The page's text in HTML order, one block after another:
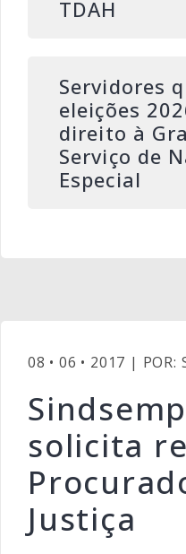
TDAH
Servidores
eleições
direito à
Serviço de
Especial
08 • 06 • 2017 | POR:
solicita
Justiça